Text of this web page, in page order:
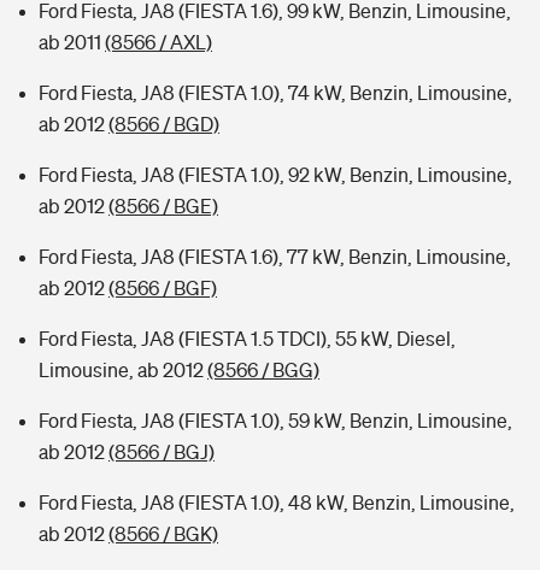
Ford Fiesta, JA8 (FIESTA 1.6), 99 kW, Benzin, Limousine,
ab 2011 (8566 / AXL)
Ford Fiesta, JA8 (FIESTA 1.0), 74 kW, Benzin, Limousine,
ab 2012(8566 / BGD)
Ford Fiesta, JA8 (FIESTA 1.0), 92 kW, Benzin, Limousine,
ab 2012(8566 / BGE)
Ford Fiesta, JA8 (FIESTA 1.6), 77 kW, Benzin, Limousine,
ab 2012(8566 / BGF)
Ford Fiesta, JA8 (FIESTA 1.5 TDCI), 55 kW, Diesel,
Limousine, ab 2012(8566 / BGG)
Ford Fiesta, JA8 (FIESTA 1.0), 59 kW, Benzin, Limousine,
ab 2012(8566 / BGJ)
Ford Fiesta, JA8 (FIESTA 1.0), 48 kW, Benzin, Limousine,
ab 2012(8566 / BGK)